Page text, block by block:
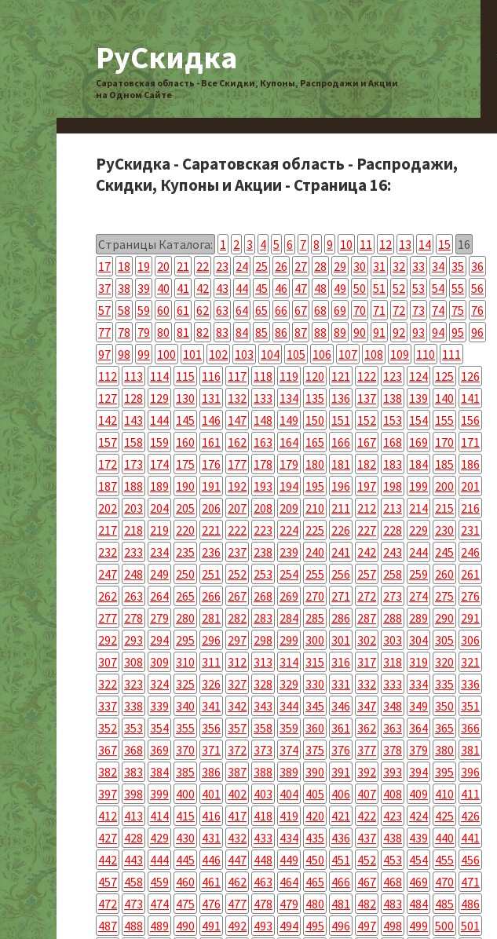
РуСкидка
Саратовская область - Все Скидки, Купоны, Распродажи и Акции
на Одном Сайте
РуСкидка - Саратовская область - Распродажи,
Скидки, Купоны и Акции - Страница 16:
Страницы Каталога: 1 2 3 4 5 6 7 8 9 10 11 12 13 14 15 16
17 18 19 20 21 22 23 24 25 26 27 28 29 30 31 32 33 34 35 36
37 38 39 40 41 42 43 44 45 46 47 48 49 50 51 52 53 54 55 56
57 58 59 60 61 62 63 64 65 66 67 68 69 70 71 72 73 74 75 76
77 78 79 80 81 82 83 84 85 86 87 88 89 90 91 92 93 94 95 96
97 98 99 100 101 102 103 104 105 106 107 108 109 110 111
112 113 114 115 116 117 118 119 120 121 122 123 124 125 126
127 128 129 130 131 132 133 134 135 136 137 138 139 140 141
142 143 144 145 146 147 148 149 150 151 152 153 154 155 156
157 158 159 160 161 162 163 164 165 166 167 168 169 170 171
172 173 174 175 176 177 178 179 180 181 182 183 184 185 186
187 188 189 190 191 192 193 194 195 196 197 198 199 200 201
202 203 204 205 206 207 208 209 210 211 212 213 214 215 216
217 218 219 220 221 222 223 224 225 226 227 228 229 230 231
232 233 234 235 236 237 238 239 240 241 242 243 244 245 246
247 248 249 250 251 252 253 254 255 256 257 258 259 260 261
262 263 264 265 266 267 268 269 270 271 272 273 274 275 276
277 278 279 280 281 282 283 284 285 286 287 288 289 290 291
292 293 294 295 296 297 298 299 300 301 302 303 304 305 306
307 308 309 310 311 312 313 314 315 316 317 318 319 320 321
322 323 324 325 326 327 328 329 330 331 332 333 334 335 336
337 338 339 340 341 342 343 344 345 346 347 348 349 350 351
352 353 354 355 356 357 358 359 360 361 362 363 364 365 366
367 368 369 370 371 372 373 374 375 376 377 378 379 380 381
382 383 384 385 386 387 388 389 390 391 392 393 394 395 396
397 398 399 400 401 402 403 404 405 406 407 408 409 410 411
412 413 414 415 416 417 418 419 420 421 422 423 424 425 426
427 428 429 430 431 432 433 434 435 436 437 438 439 440 441
442 443 444 445 446 447 448 449 450 451 452 453 454 455 456
457 458 459 460 461 462 463 464 465 466 467 468 469 470 471
472 473 474 475 476 477 478 479 480 481 482 483 484 485 486
487 488 489 490 491 492 493 494 495 496 497 498 499 500 501